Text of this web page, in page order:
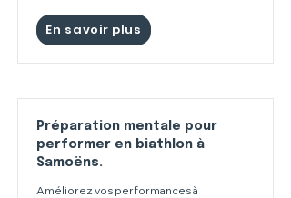
En savoir plus
Préparation mentale pour
performer en biathlon à
Samoëns.
Améliorez vos performances à